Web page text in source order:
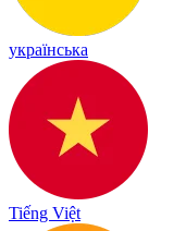
українська
Tiếng Việt